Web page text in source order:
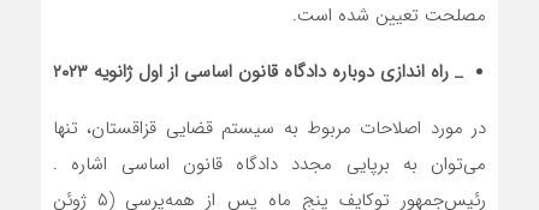
مصلحت تعیین شده است.
_ راه اندازی دوباره دادگاه قانون اساسی از اول ژانویه ۲۰۲۳
در مورد اصلاحات مربوط به سیستم قضایی قزاقستان، تنها
می‌توان به برپایی مجدد دادگاه قانون اساسی اشاره .
رئیس‌جمهور توکایف پنج ماه پس از همه‌پرسی (۵ ژوئن